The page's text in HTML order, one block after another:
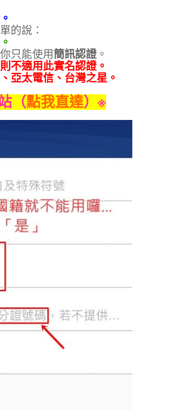
的說：
只能使用簡訊認證。
不適用此實名認證。
亞太電信、台灣之星。
（點我直達）※